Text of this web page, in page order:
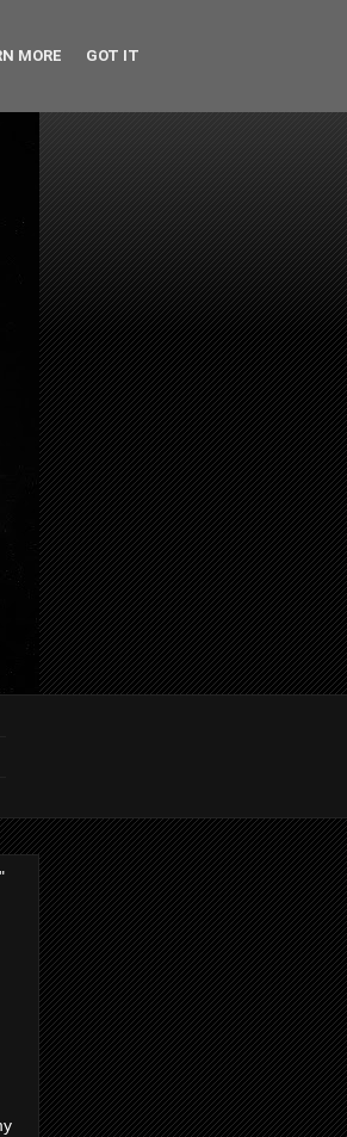
MORE GOT IT